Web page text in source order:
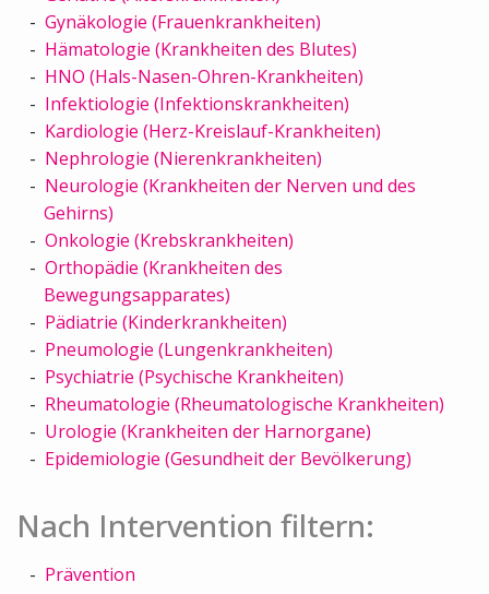
Gynäkologie (Frauenkrankheiten)
Hämatologie (Krankheiten des Blutes)
HNO (Hals-Nasen-Ohren-Krankheiten)
Infektiologie (Infektionskrankheiten)
Kardiologie (Herz-Kreislauf-Krankheiten)
Nephrologie (Nierenkrankheiten)
Neurologie (Krankheiten der Nerven und des
Gehirns)
Onkologie (Krebskrankheiten)
Orthopädie (Krankheiten des
Bewegungsapparates)
Pädiatrie (Kinderkrankheiten)
Pneumologie (Lungenkrankheiten)
Psychiatrie (Psychische Krankheiten)
Rheumatologie (Rheumatologische Krankheiten)
Urologie (Krankheiten der Harnorgane)
Epidemiologie (Gesundheit der Bevölkerung)
Nach Intervention filtern:
Prävention